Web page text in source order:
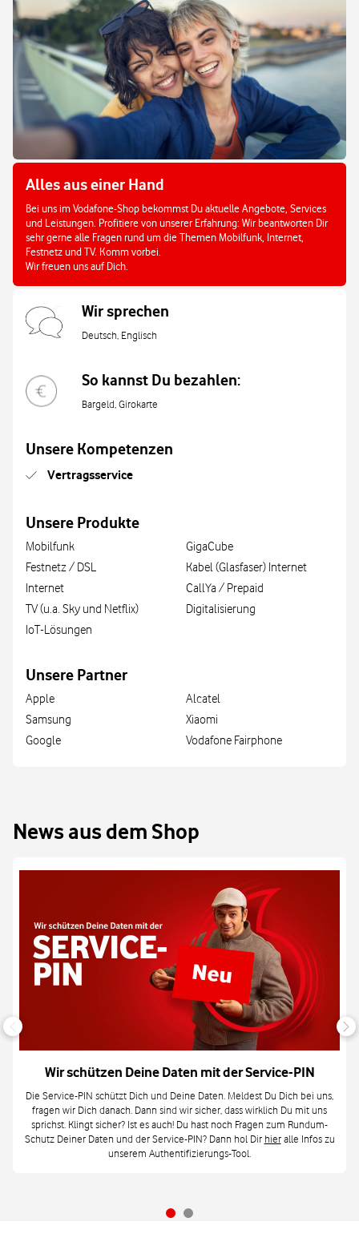
Alles aus einer Hand
Bei uns im Vodafone-Shop bekommst Du aktuelle Angebote, Services
und Leistungen. Profitiere von unserer Erfahrung: Wir beantworten Dir
sehr gerne alle Fragen rund um die Themen Mobilfunk, Internet,
Festnetz und TV. Komm vorbei.
Wir freuen uns auf Dich.
Wir sprechen
Deutsch, Englisch
So kannst Du bezahlen:
Bargeld, Girokarte
Unsere Kompetenzen
Vertragsservice
Unsere Produkte
Mobilfunk
Festnetz / DSL
Internet
TV (u.a. Sky und Netflix)
IoT-Lösungen
GigaCube
Kabel (Glasfaser) Internet
CallYa / Prepaid
Digitalisierung
Unsere Partner
Apple
Samsung
Google
Alcatel
Xiaomi
Vodafone Fairphone
News aus dem Shop
Wir schützen Deine Daten mit der Service-PIN
Die Service-PIN schützt Dich und Deine Daten. Meldest Du Dich bei uns,
fragen wir Dich danach. Dann sind wir sicher, dass wirklich Du mit uns
sprichst. Klingt sicher? Ist es auch! Du hast noch Fragen zum Rundum-
Schutz Deiner Daten und der Service-PIN? Dann hol Dir hieralle Infos zu
unserem Authentifizierungs-Tool.